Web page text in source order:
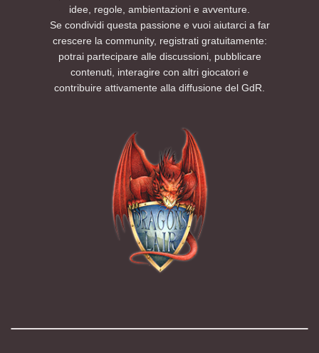
idee, regole, ambientazioni e avventure.
Se condividi questa passione e vuoi aiutarci a far
crescere la community, registrati gratuitamente:
potrai partecipare alle discussioni, pubblicare
contenuti, interagire con altri giocatori e
contribuire attivamente alla diffusione del GdR.